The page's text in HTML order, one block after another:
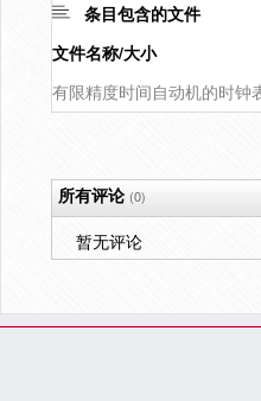
条目包含的文件
文件名称/大小
有限精度时间自动机的时钟
所有评论(0)
暂无评论